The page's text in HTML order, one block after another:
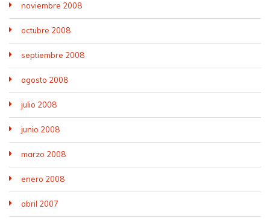
noviembre 2008
octubre 2008
septiembre 2008
agosto 2008
julio 2008
junio 2008
marzo 2008
enero 2008
abril 2007